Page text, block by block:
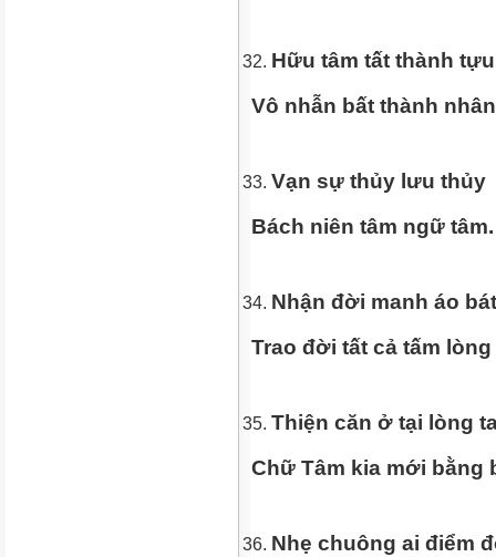
Hữu tâm tất thành tựu
Vô nhẫn bất thành nhân
Vạn sự thủy lưu thủy
Bách niên tâm ngữ tâm.
Nhận đời manh áo
Trao đời tất cả tấm
Thiện căn ở tại lòng
Chữ Tâm kia mới bằng
Nhẹ chuông ai điểm